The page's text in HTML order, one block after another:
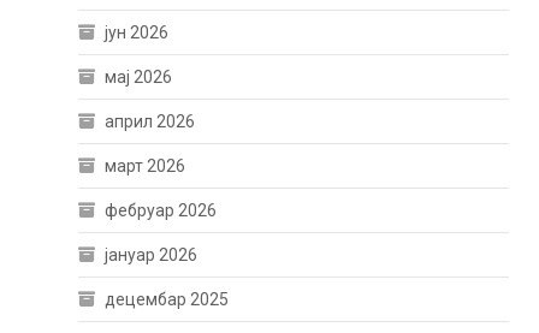
јун 2026
мај 2026
април 2026
март 2026
фебруар 2026
јануар 2026
децембар 2025